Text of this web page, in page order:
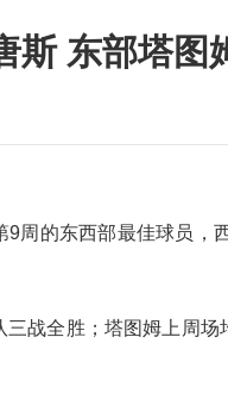
斯 东部塔图
周的东西部最佳球员，
战全胜；塔图姆上周